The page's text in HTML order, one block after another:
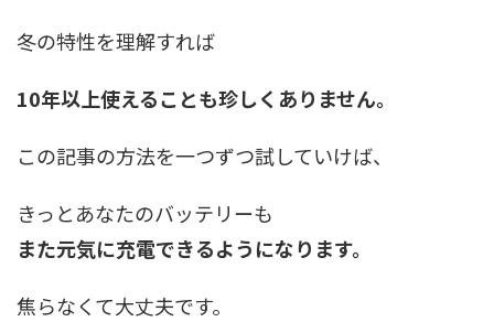
冬の特性を理解すれば
10年以上使えることも珍しくありません。
この記事の方法を一つずつ試していけば、
きっとあなたのバッテリーも
また元気に充電できるようになります。
焦らなくて大丈夫です。